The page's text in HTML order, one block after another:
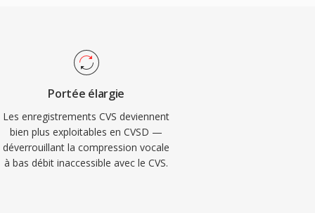
Portée élargie
Les enregistrements CVS deviennent
bien plus exploitables en CVSD —
déverrouillant la compression vocale
à bas débit inaccessible avec le CVS.